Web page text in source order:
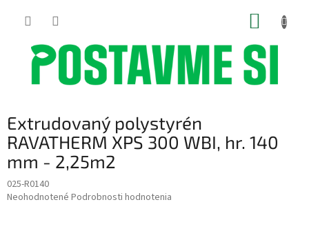
Extrudovaný polystyrén
RAVATHERM XPS 300 WBI, hr. 140
mm - 2,25m2
025-R0140
Priemerné
Neohodnotené Podrobnosti hodnotenia